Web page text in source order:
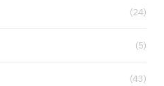
(24)
(5)
(43)